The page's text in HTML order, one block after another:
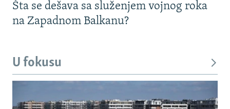
Šta se dešava sa služenjem vojnog roka
na Zapadnom Balkanu?
U fokusu